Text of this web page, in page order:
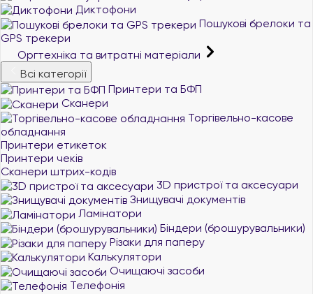
Диктофони
Пошукові брелоки та
GPS трекери
Оргтехніка та витратні матеріали
Всі категорії
Принтери та БФП
Сканери
Торгівельно-касове
обладнання
Принтери етикеток
Принтери чеків
Сканери штрих-кодів
3D пристрої та аксесуари
Знищувачі документів
Ламінатори
Біндери (брошурувальники)
Різаки для паперу
Калькулятори
Очищаючі засоби
Телефонія